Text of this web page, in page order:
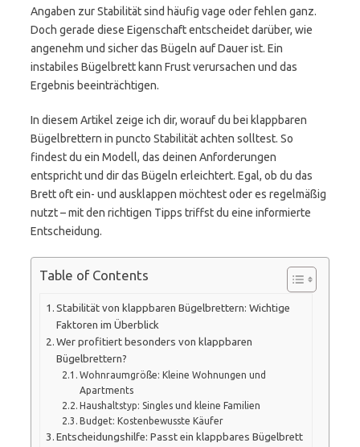
Angaben zur Stabilität sind häufig vage oder fehlen ganz.
Doch gerade diese Eigenschaft entscheidet darüber, wie
angenehm und sicher das Bügeln auf Dauer ist. Ein
instabiles Bügelbrett kann Frust verursachen und das
Ergebnis beeinträchtigen.
In diesem Artikel zeige ich dir, worauf du bei klappbaren
Bügelbrettern in puncto Stabilität achten solltest. So
findest du ein Modell, das deinen Anforderungen
entspricht und dir das Bügeln erleichtert. Egal, ob du das
Brett oft ein- und ausklappen möchtest oder es regelmäßig
nutzt – mit den richtigen Tipps triffst du eine informierte
Entscheidung.
Table of Contents
Stabilität von klappbaren Bügelbrettern: Wichtige
Faktoren im Überblick
Wer profitiert besonders von klappbaren
Bügelbrettern?
Wohnraumgröße: Kleine Wohnungen und
Apartments
Haushaltstyp: Singles und kleine Familien
Budget: Kostenbewusste Käufer
Entscheidungshilfe: Passt ein klappbares Bügelbrett